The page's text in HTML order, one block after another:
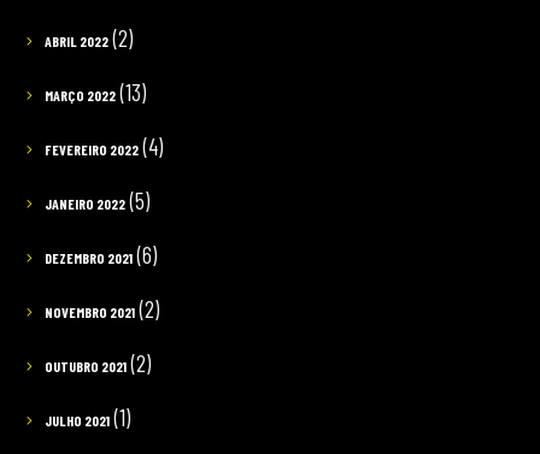
ABRIL 2022(2)
MARÇO 2022(13)
FEVEREIRO 2022(4)
JANEIRO 2022(5)
DEZEMBRO 2021(6)
NOVEMBRO 2021(2)
OUTUBRO 2021(2)
JULHO 2021(1)